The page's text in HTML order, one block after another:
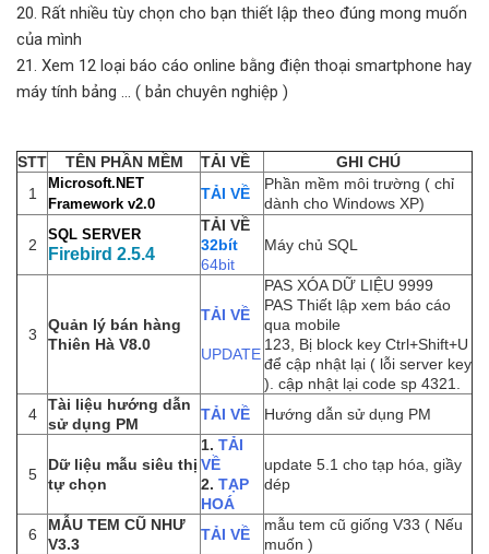
20. Rất nhiều tùy chọn cho bạn thiết lập theo đúng mong muốn
của mình
21. Xem 12 loại báo cáo online bằng điện thoại smartphone hay
máy tính bảng ... ( bản chuyên nghiệp )
STT TÊN PHẦN MỀM TẢI VỀ
GHI CHÚ
1
Microsoft.NET
Framework v2.0
TẢI VỀ
Phần mềm môi trường ( chỉ
dành cho Windows XP)
2
SQL SERVER
Firebird 2.5.4
TẢI VỀ
32bít
64bit
Máy chủ SQL
3
Quản lý bán hàng
Thiên Hà V8.0
TẢI VỀ
UPDATE
PAS XÓA DỮ LIỆU 9999
PAS Thiết lập xem báo cáo
qua mobile
123, Bị block key Ctrl+Shift+U
để cập nhật lại ( lỗi server key
). cập nhật lại code sp 4321.
4
Tài liệu hướng dẫn
sử dụng PM
TẢI VỀ Hướng dẫn sử dụng PM
5
Dữ liệu mẫu siêu thị
tự chọn
1. TẢI
VỀ
2. TẠP
HOÁ
update 5.1 cho tạp hóa, giầy
dép
6
MẪU TEM CŨ NHƯ
V3.3
TẢI VỀ
mẫu tem cũ giống V33 ( Nếu
muốn )